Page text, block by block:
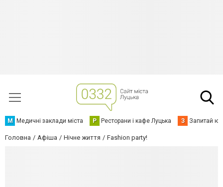
М Медичні заклади міста Р Ресторани і кафе Луцька З Запитай
Головна Афіша Нічне життя Fashion party!